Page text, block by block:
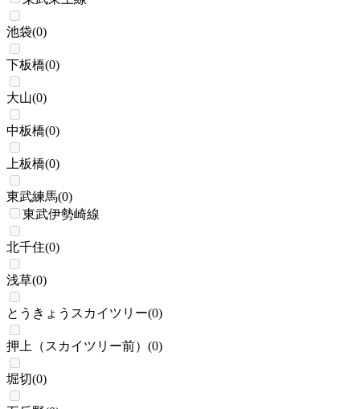
池袋(0)
下板橋(0)
大山(0)
中板橋(0)
上板橋(0)
東武練馬(0)
東武伊勢崎線
北千住(0)
浅草(0)
とうきょうスカイツリー(0)
押上（スカイツリー前） (0)
堀切(0)